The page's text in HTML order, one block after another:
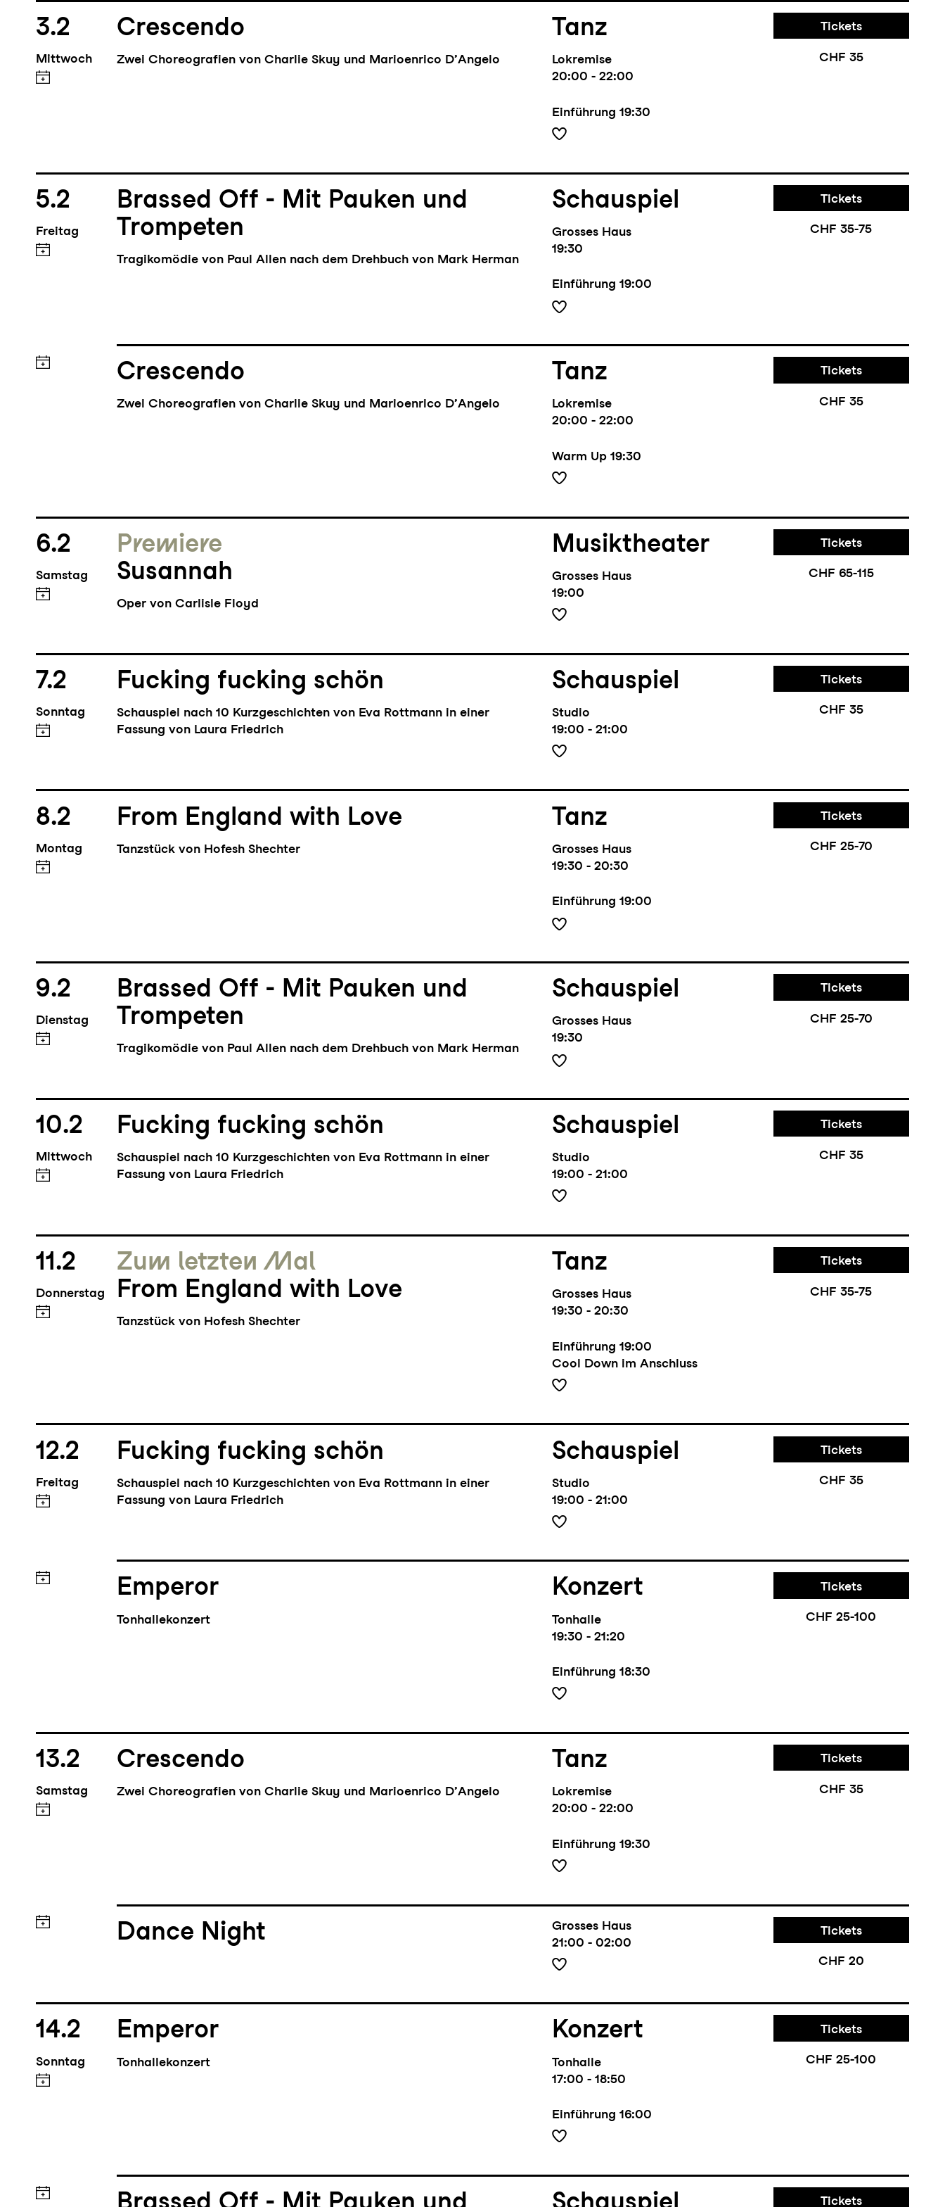
3.2
Mittwoch
Crescendo
Zwei Choreografien von Charlie Skuy und Marioenrico D’Angelo
Tanz
Lokremise
20:00 - 22:00
Einführung 19:30
Tickets
CHF 35
5.2
Freitag
Brassed Off - Mit Pauken und
Trompeten
Tragikomödie von Paul Allen nach dem Drehbuch von Mark Herman
Schauspiel
Grosses Haus
19:30
Einführung 19:00
Tickets
CHF 35-75
Crescendo
Zwei Choreografien von Charlie Skuy und Marioenrico D’Angelo
Tanz
Lokremise
20:00 - 22:00
Warm Up 19:30
Tickets
CHF 35
6.2
Samstag
Premiere
Susannah
Oper von Carlisle Floyd
Musiktheater
Grosses Haus
19:00
Tickets
CHF 65-115
7.2
Sonntag
Fucking fucking schön
Schauspiel nach 10 Kurzgeschichten von Eva Rottmann in einer
Fassung von Laura Friedrich
Schauspiel
Studio
19:00 - 21:00
Tickets
CHF 35
8.2
Montag
From England with Love
Tanzstück von Hofesh Shechter
Tanz
Grosses Haus
19:30 - 20:30
Einführung 19:00
Tickets
CHF 25-70
9.2
Dienstag
Brassed Off - Mit Pauken und
Trompeten
Tragikomödie von Paul Allen nach dem Drehbuch von Mark Herman
Schauspiel
Grosses Haus
19:30
Tickets
CHF 25-70
10.2
Mittwoch
Fucking fucking schön
Schauspiel nach 10 Kurzgeschichten von Eva Rottmann in einer
Fassung von Laura Friedrich
Schauspiel
Studio
19:00 - 21:00
Tickets
CHF 35
11.2
Donnerstag
Zum letzten Mal
From England with Love
Tanzstück von Hofesh Shechter
Tanz
Grosses Haus
19:30 - 20:30
Einführung 19:00
Cool Down im Anschluss
Tickets
CHF 35-75
12.2
Freitag
Fucking fucking schön
Schauspiel nach 10 Kurzgeschichten von Eva Rottmann in einer
Fassung von Laura Friedrich
Schauspiel
Studio
19:00 - 21:00
Tickets
CHF 35
Emperor
Tonhallekonzert
Konzert
Tonhalle
19:30 - 21:20
Einführung 18:30
Tickets
CHF 25-100
13.2
Samstag
Crescendo
Zwei Choreografien von Charlie Skuy und Marioenrico D’Angelo
Tanz
Lokremise
20:00 - 22:00
Einführung 19:30
Tickets
CHF 35
Dance Night
Grosses Haus
21:00 - 02:00
Tickets
CHF 20
14.2
Sonntag
Emperor
Tonhallekonzert
Konzert
Tonhalle
17:00 - 18:50
Einführung 16:00
Tickets
CHF 25-100
Tickets